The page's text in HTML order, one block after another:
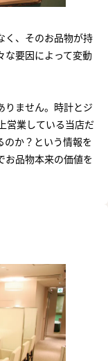
く、そのお品物が持
な要因によって変動
りません。時計とジ
営業している当店だ
のか？という情報を
お品物本来の価値を